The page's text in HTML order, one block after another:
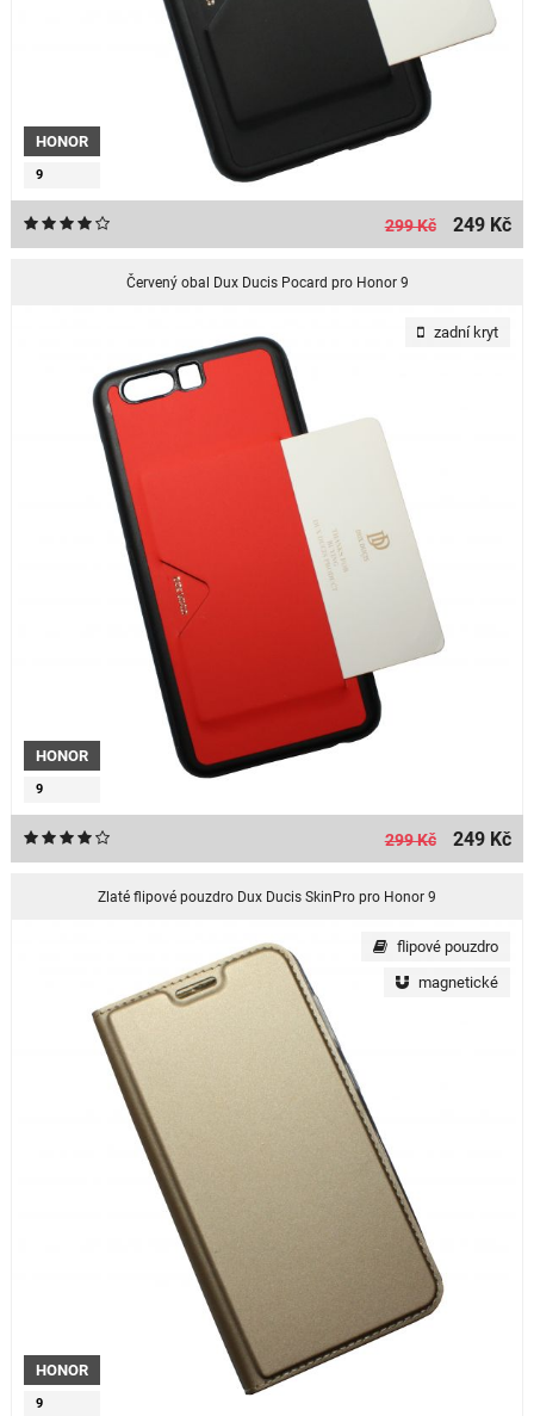
HONOR
9
299 Kč 249 Kč
Červený obal Dux Ducis Pocard pro Honor 9
HONOR
9
zadní kryt
299 Kč 249 Kč
Zlaté flipové pouzdro Dux Ducis SkinPro pro Honor 9
HONOR
9
flipové pouzdro
magnetické